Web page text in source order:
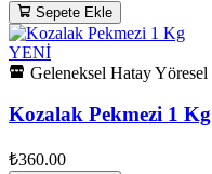
Sepete Ekle
YENİ
Geleneksel Hatay Yöresel
Kozalak Pekmezi 1 Kg
₺360.00